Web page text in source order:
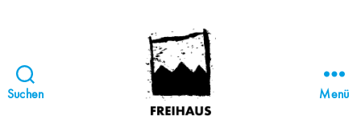
Suchen Menü